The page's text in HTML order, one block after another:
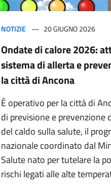
NOTIZIE 20 GIUGNO 2026
Ondate di calore 2026:
sistema di allerta e
la città di Ancona
È operativo per la città di
di previsione e prevenzione
del caldo sulla salute, il
nazionale coordinato dal
Salute nato per tutelare la
rischi legati alle alte